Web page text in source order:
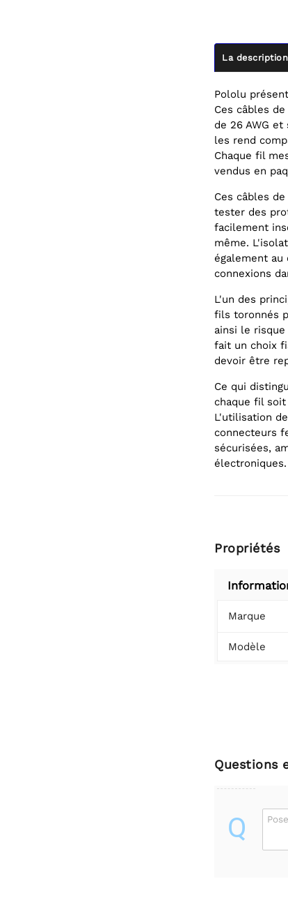
La description
Pololu
Ces câbles
de 26 AWG
les rend
Chaque fil
vendus en
Ces câbles
tester des
facilement
même.
également
connexions
L'un des
fils toronnés
ainsi le
fait un choix
devoir être
Ce qui
chaque fil
L'utilisation
connecteurs
sécurisées,
électroniques.
Propriétés
Marque
Modèle
Questions
Q